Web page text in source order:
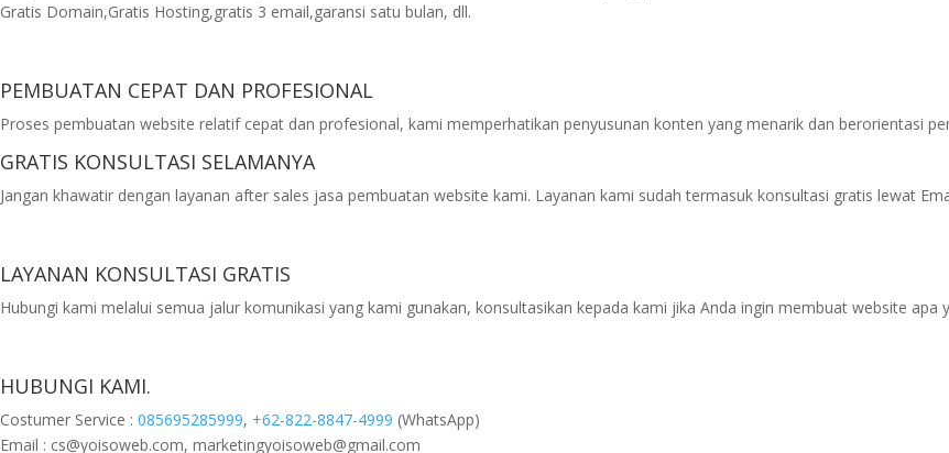
Gratis Domain,Gratis Hosting,gratis 3 email,garansi satu bulan, dll.
PEMBUATAN CEPAT DAN PROFESIONAL
Proses pembuatan website relatif cepat dan profesional, kami memperhatikan penyusunan konten yang menarik dan berorientasi
GRATIS KONSULTASI SELAMANYA
Jangan khawatir dengan layanan after sales jasa pembuatan website kami. Layanan kami sudah termasuk konsultasi gratis lewat
LAYANAN KONSULTASI GRATIS
Hubungi kami melalui semua jalur komunikasi yang kami gunakan, konsultasikan kepada kami jika Anda ingin membuat website apa
HUBUNGI KAMI.
Costumer Service : 085695285999, +62-822-8847-4999 (WhatsApp)
Email : cs@yoisoweb.com, marketingyoisoweb@gmail.com